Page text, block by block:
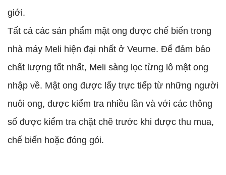
giới.
Tất cả các sản phẩm mật ong được chế biến trong
nhà máy Meli hiện đại nhất ở Veurne. Để đảm bảo
chất lượng tốt nhất, Meli sàng lọc từng lô mật ong
nhập về. Mật ong được lấy trực tiếp từ những người
nuôi ong, được kiểm tra nhiều lần và với các thông
số được kiểm tra chặt chẽ trước khi được thu mua,
chế biến hoặc đóng gói.